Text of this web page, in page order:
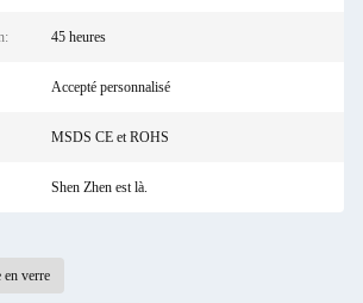
45 heures
Accepté personnalisé
MSDS CE et ROHS
Shen Zhen est là.
en verre